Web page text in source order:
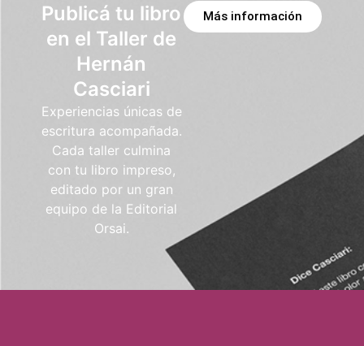
Publicá tu libro
en el Taller de
Hernán
Casciari
Experiencias únicas de
escritura acompañada.
Cada taller culmina
con tu libro impreso,
editado por un gran
equipo de la Editorial
Orsai.
Más información